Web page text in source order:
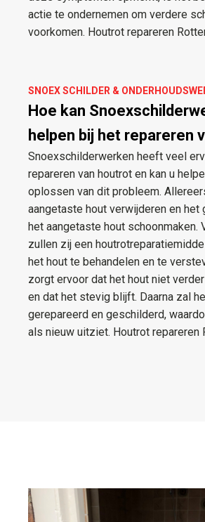
actie te ondernemen om verdere
voorkomen. Houtrot repareren
SNOEX SCHILDER &
Hoe kan
helpen bij het repareren
Snoexschilderwerken heeft veel
repareren van houtrot en kan u
oplossen van dit probleem.
aangetaste hout verwijderen en het
het aangetaste hout schoonmaken.
zullen zij een
het hout te behandelen en te
zorgt ervoor dat het hout niet
en dat het stevig blijft. Daarna zal
gerepareerd en geschilderd,
als nieuw uitziet. Houtrot repareren